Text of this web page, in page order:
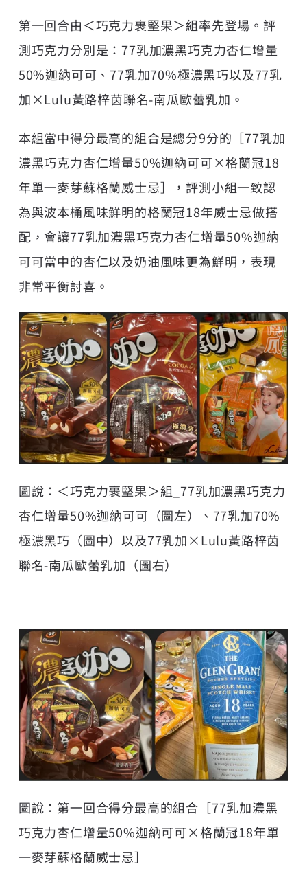
第一回合由＜巧克力裹堅果＞組率先登場。評
測巧克力分別是：77乳加濃黑巧克力杏仁增量
50%迦納可可、77乳加70%極濃黑巧以及77乳
加×Lulu黃路梓茵聯名-南瓜歐蕾乳加。
本組當中得分最高的組合是總分9分的［77乳加
濃黑巧克力杏仁增量50%迦納可可×格蘭冠18
年單一麥芽蘇格蘭威士忌］，評測小組一致認
為與波本桶風味鮮明的格蘭冠18年威士忌做搭
配，會讓77乳加濃黑巧克力杏仁增量50%迦納
可可當中的杏仁以及奶油風味更為鮮明，表現
非常平衡討喜。
圖說：＜巧克力裹堅果＞組_77乳加濃黑巧克力
杏仁增量50%迦納可可（圖左）、77乳加70%
極濃黑巧（圖中）以及77乳加×Lulu黃路梓茵
聯名-南瓜歐蕾乳加（圖右）
圖說：第一回合得分最高的組合［77乳加濃黑
巧克力杏仁增量50%迦納可可×格蘭冠18年單
一麥芽蘇格蘭威士忌］